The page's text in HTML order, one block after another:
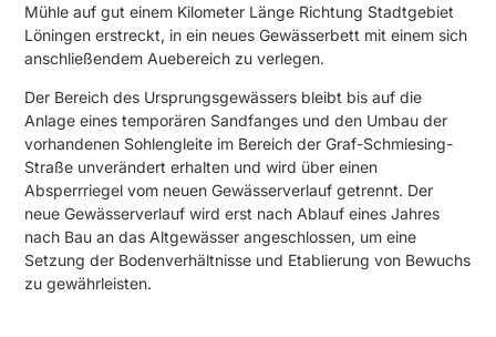
Mühle auf gut einem Kilometer Länge Richtung Stadtgebiet
Löningen erstreckt, in ein neues Gewässerbett mit einem sich
anschließendem Auebereich zu verlegen.
Der Bereich des Ursprungsgewässers bleibt bis auf die
Anlage eines temporären Sandfanges und den Umbau der
vorhandenen Sohlengleite im Bereich der Graf-Schmiesing-
Straße unverändert erhalten und wird über einen
Absperrriegel vom neuen Gewässerverlauf getrennt. Der
neue Gewässerverlauf wird erst nach Ablauf eines Jahres
nach Bau an das Altgewässer angeschlossen, um eine
Setzung der Bodenverhältnisse und Etablierung von Bewuchs
zu gewährleisten.